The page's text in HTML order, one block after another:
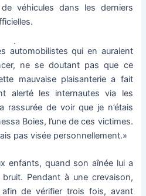
véhicules dans les derniers
automobilistes qui en auraient
ne se doutant pas que ce
mauvaise plaisanterie a fait
alerté les internautes via les
rassurée de voir que je n’étais
Boies, l’une de ces victimes.
pas visée personnellement.»
enfants, quand son aînée lui a
Pendant à une crevaison,
afin de vérifier trois fois, avant